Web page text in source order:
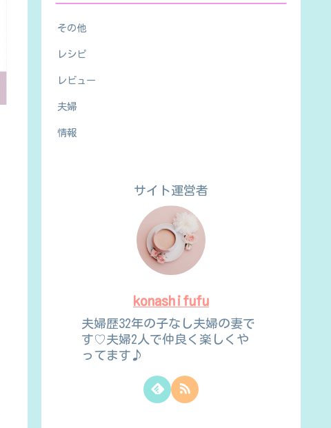
その他
レシピ
レビュー
夫婦
情報
サイト運営者
konashifufu
夫婦歴32年の子なし夫婦の妻で
す♡夫婦2人で仲良く楽しくや
ってます♪